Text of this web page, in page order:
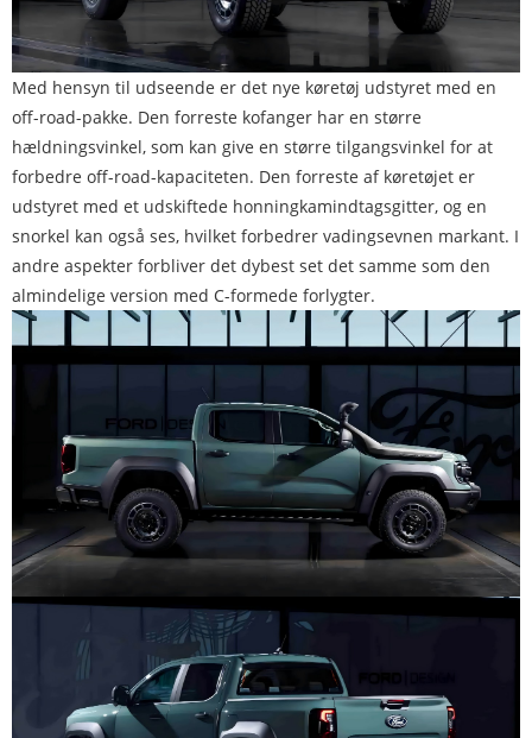
Med hensyn til udseende er det nye køretøj udstyret med en
off-road-pakke. Den forreste kofanger har en større
hældningsvinkel, som kan give en større tilgangsvinkel for at
forbedre off-road-kapaciteten. Den forreste af køretøjet er
udstyret med et udskiftede honningkamindtagsgitter, og en
snorkel kan også ses, hvilket forbedrer vadingsevnen markant. I
andre aspekter forbliver det dybest set det samme som den
almindelige version med C-formede forlygter.